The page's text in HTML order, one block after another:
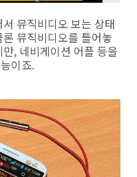
뮤직비디오 보는 상태
뮤직비디오를 틀어놓
, 네비게이션 어플 등을
이죠.